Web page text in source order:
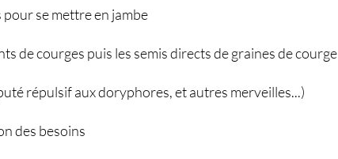
se mettre en jambe
de courges puis les semis directs de graines de courge
répulsif aux doryphores, et autres merveilles...)
des besoins